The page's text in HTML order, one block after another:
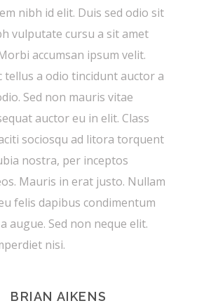
nibh id elit. Duis sed odio sit
vulputate cursu a sit amet
accumsan ipsum velit.
tellus a odio tincidunt auctor a
Sed non mauris vitae
auctor eu in elit. Class
sociosqu ad litora torquent
nostra, per inceptos
Mauris in erat justo. Nullam
felis dapibus condimentum
augue. Sed non neque elit.
nisi.
BRIAN AIKENS